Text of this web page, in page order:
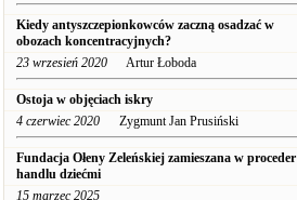
Kiedy antyszczepionkowców zaczną osadzać w
obozach koncentracyjnych?
23 wrzesień 2020 Artur Łoboda
Ostoja w objęciach iskry
4 czerwiec 2020 Zygmunt Jan Prusiński
Fundacja Ołeny Zeleńskiej zamieszana w proceder
handlu dziećmi
15 marzec 2025